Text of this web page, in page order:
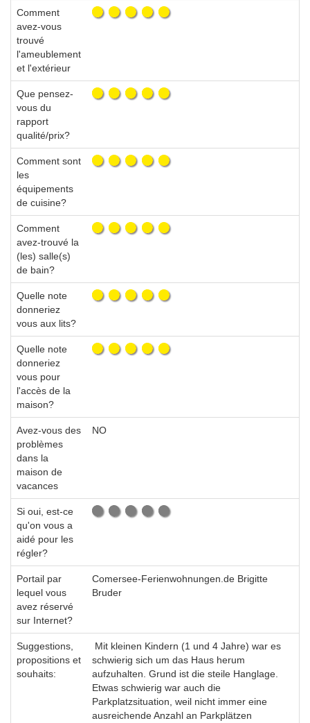
Comment
avez-vous
trouvé
l'ameublement
et l'extérieur
Que pensez-
vous du
rapport
qualité/prix?
Comment sont
les
équipements
de cuisine?
Comment
avez-trouvé la
(les) salle(s)
de bain?
Quelle note
donneriez
vous aux lits?
Quelle note
donneriez
vous pour
l'accès de la
maison?
Avez-vous des
problèmes
dans la
maison de
vacances
NO
Si oui, est-ce
qu'on vous a
aidé pour les
régler?
Portail par
lequel vous
avez réservé
sur Internet?
Comersee-Ferienwohnungen.de Brigitte
Bruder
Suggestions,
propositions et
souhaits:
Mit kleinen Kindern (1 und 4 Jahre) war es
schwierig sich um das Haus herum
aufzuhalten. Grund ist die steile Hanglage.
Etwas schwierig war auch die
Parkplatzsituation, weil nicht immer eine
ausreichende Anzahl an Parkplätzen